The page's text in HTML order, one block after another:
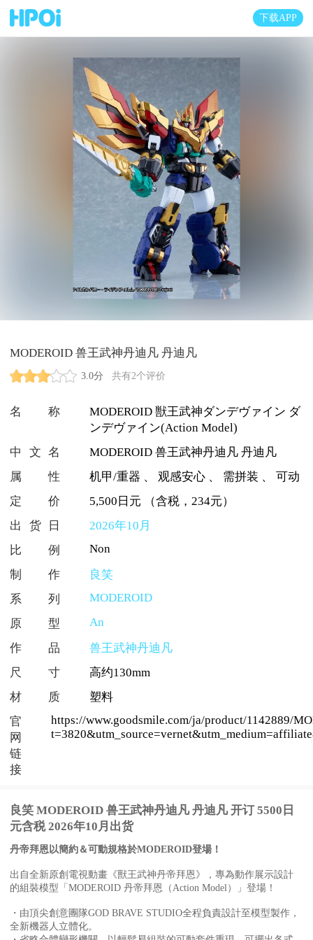
下载APP
MODEROID 兽王武神丹迪凡 丹迪凡
3.0分 共有2个评价
名称
MODEROID 獣王武神ダンデヴァイン ダ
ンデヴァイン(Action Model)
中文名
MODEROID 兽王武神丹迪凡 丹迪凡
属性
机甲/重器 、 观感安心、 需拼装 、 可动
定价
5,500日元 （含税，234元）
出货日
2026年10月
比例
Non
制作
良笑
系列
MODEROID
原型
An
作品
兽王武神丹迪凡
尺寸
高约130mm
材质
塑料
官
网
链
接
https://www.goodsmile.com/ja/product/1142889/
良笑 MODEROID 兽王武神丹迪凡 丹迪凡 开订 5500日
元含税 2026年10月出货
丹帝拜恩以簡約＆可動規格於MODEROID登場！
出自全新原創電視動畫《獸王武神丹帝拜恩》，專為動作展示設計
的組裝模型「MODEROID 丹帝拜恩（Action Model）」登場！
・由頂尖創意團隊GOD BRAVE STUDIO全程負責設計至模型製作，
全新機器人立體化。